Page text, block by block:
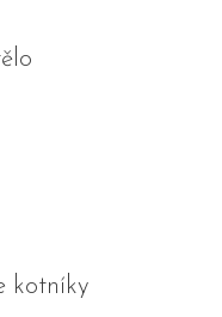
kotníky